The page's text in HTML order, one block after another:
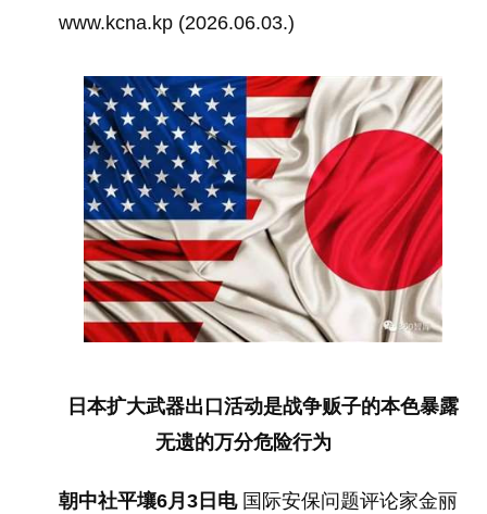
www.kcna.kp (2026.06.03.)
日本扩大武器出口活动是战争贩子的本色暴露
无遗的万分危险行为
朝中社平壤6月3日电国际安保问题评论家金丽